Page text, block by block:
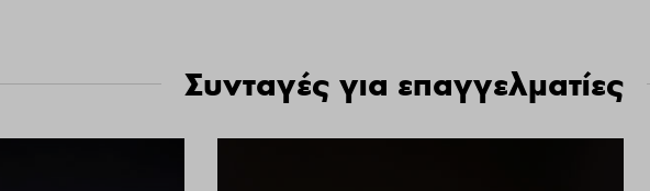
Συνταγές για επαγγελματίες